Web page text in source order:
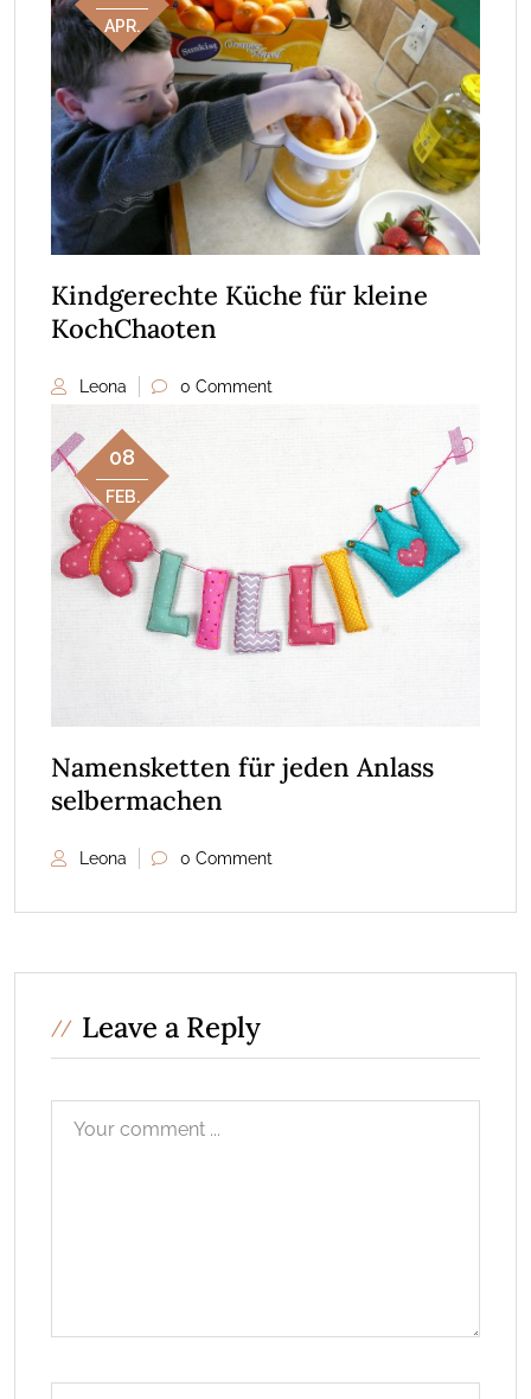
APR.
Kindgerechte Küche für kleine
KochChaoten
Leona 0 Comment
08
FEB.
Namensketten für jeden Anlass
selbermachen
Leona 0 Comment
Leave a Reply